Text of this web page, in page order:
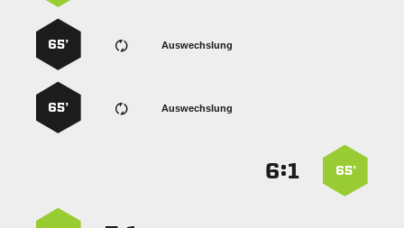
Auswechslung
65’
Auswechslung
65’
65’
: